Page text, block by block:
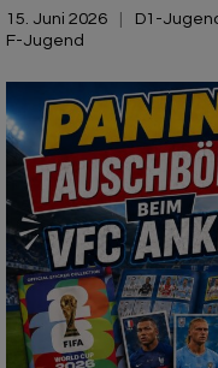
15. Juni 2026 D1-
F-Jugend